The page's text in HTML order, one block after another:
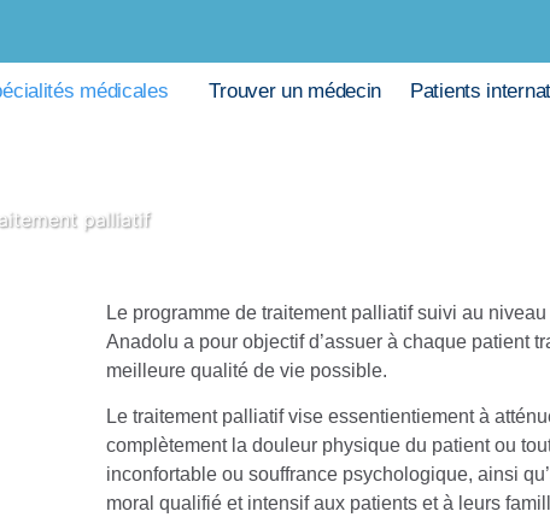
médicales Trouver un médecin Patients
palliatif
Le programme de traitement palliatif suivi au niveau
Anadolu a pour objectif d’assuer à chaque patient
meilleure qualité de vie possible.
Le traitement palliatif vise essentientiement à
complètement la douleur physique du patient ou
inconfortable ou souffrance psychologique, ainsi
moral qualifié et intensif aux patients et à leurs